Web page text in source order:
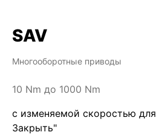
SAV
Многооборотные приводы
10 Nm до 1000 Nm
с изменяемой скоростью
Закрыть"